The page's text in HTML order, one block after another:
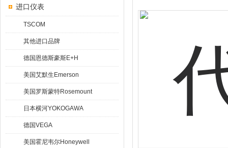
进口仪表
TSCOM
其他进口品牌
德国恩德斯豪斯E+H
美国艾默生Emerson
美国罗斯蒙特Rosemount
日本横河YOKOGAWA
德国VEGA
美国霍尼韦尔Honeywell